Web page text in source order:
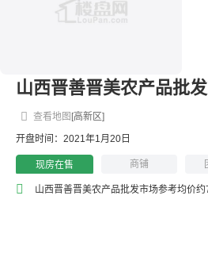
山西晋善晋美农产品批
[高新区]
查看地图
开盘时间：2021年1月20日
现房在售 商铺
山西晋善晋美农产品批发市场参考均价